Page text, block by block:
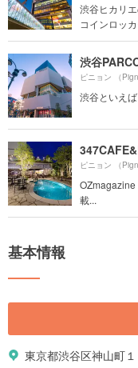
渋谷ヒカリ
コインロッ
渋谷
ピニョン （
渋谷といえ
ピニョン （
載...
基本情報
東京都渋谷区神山町